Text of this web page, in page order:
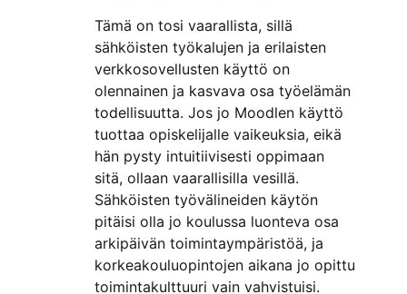
Tämä on tosi vaarallista, sillä
sähköisten työkalujen ja erilaisten
verkkosovellusten käyttö on
olennainen ja kasvava osa työelämän
todellisuutta. Jos jo Moodlen käyttö
tuottaa opiskelijalle vaikeuksia, eikä
hän pysty intuitiivisesti oppimaan
sitä, ollaan vaarallisilla vesillä.
Sähköisten työvälineiden käytön
pitäisi olla jo koulussa luonteva osa
arkipäivän toimintaympäristöä, ja
korkeakouluopintojen aikana jo opittu
toimintakulttuuri vain vahvistuisi.